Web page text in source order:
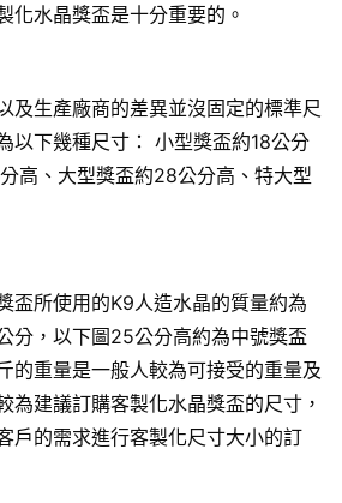
化水晶獎盃是十分重要的。
及生產廠商的差異並沒固定的標準尺
以下幾種尺寸： 小型獎盃約18公分
高、大型獎盃約28公分高、特大型
盃所使用的K9人造水晶的質量約為
分，以下圖25公分高約為中號獎盃
的重量是一般人較為可接受的重量及
為建議訂購客製化水晶獎盃的尺寸，
戶的需求進行客製化尺寸大小的訂